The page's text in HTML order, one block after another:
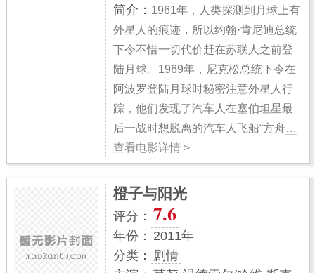
简介： 1961年，人类探测到月球上有
外星人的痕迹，所以约翰·肯尼迪总统
下令不惜一切代价赶在苏联人之前登
陆月球。1969年，尼克松总统下令在
阿波罗登陆月球时秘密注意外星人行
踪，他们发现了汽车人在塞伯坦星最
后一战时想脱离的汽车人飞船“方舟…
查看电影详情 >
橙子与阳光
评分： 7.6
年份： 2011年
分类： 剧情